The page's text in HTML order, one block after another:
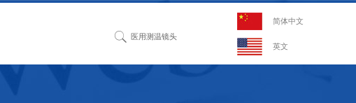
简体中文
英文